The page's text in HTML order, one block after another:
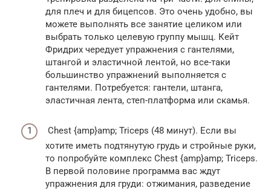
для плеч и для бицепсов. Это очень удобно, вы
можете выполнять все занятие целиком или
выбрать только целевую группу мышц. Кейт
Фридрих чередует упражнения с гантелями,
штангой и эластичной лентой, но все-таки
большинство упражнений выполняется с
гантелями. Потребуется: гантели, штанга,
эластичная лента, степ-платформа или скамья.
Chest {amp}amp; Triceps (48 минут). Если вы
хотите иметь подтянутую грудь и стройные руки,
то попробуйте комплекс Chest {amp}amp; Triceps.
В первой половине программа вас ждут
упражнения для груди: отжимания, разведение